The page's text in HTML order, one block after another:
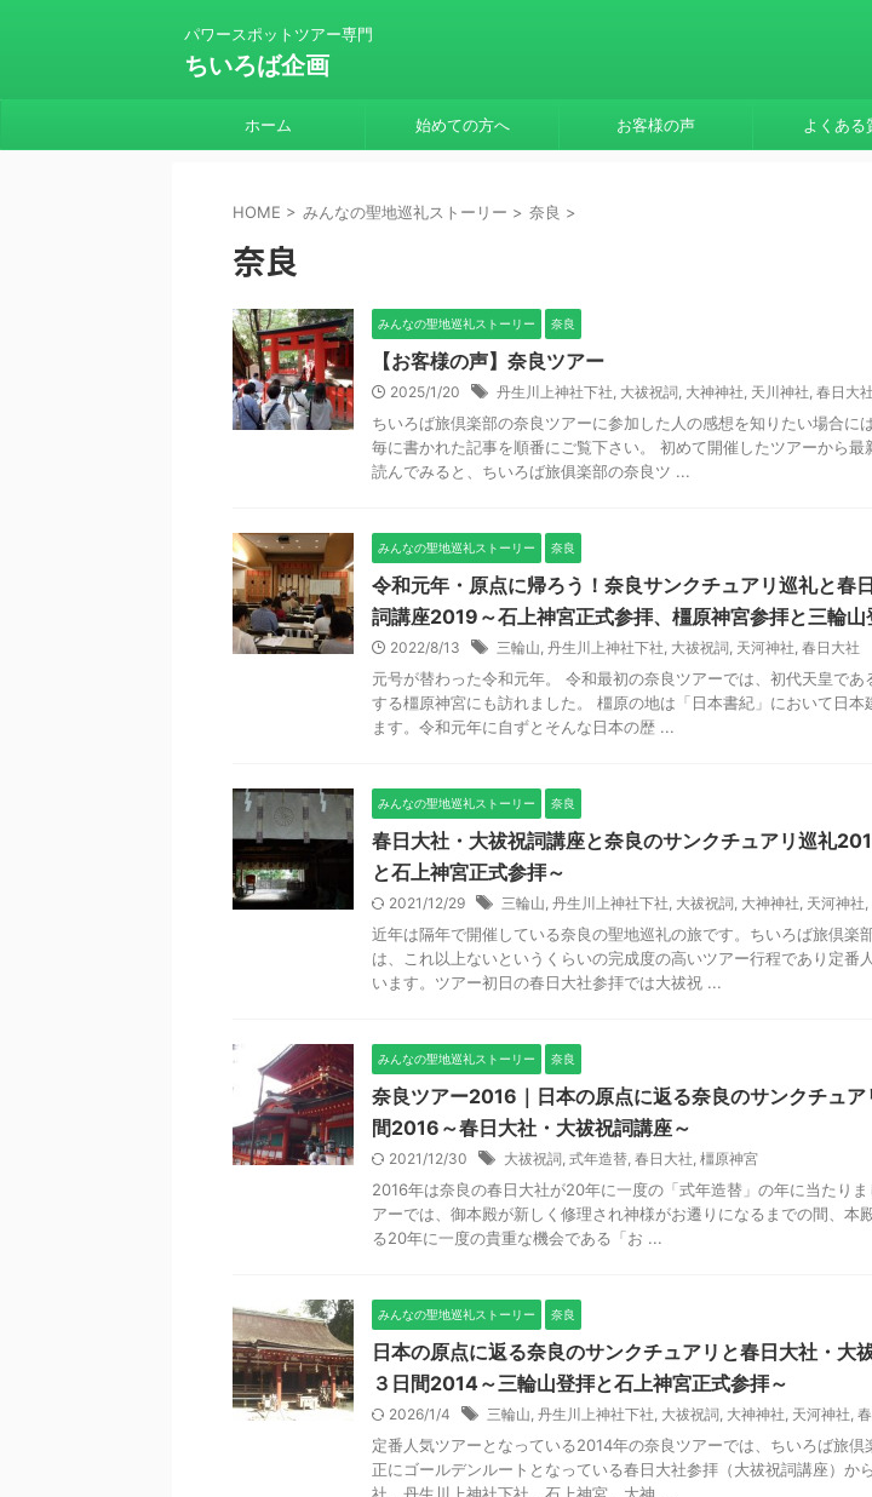
パワースポットツアー専門
ちいろば企画
ホーム 始めての方へ お客様の声 よくある
HOME > みんなの聖地巡礼ストーリー > 奈良 >
奈良
みんなの聖地巡礼ストーリー 奈良
【お客様の声】奈良ツアー
2025/1/20 丹生川上神社下社, 大祓祝詞, 大神神社, 天川神社, 春日大社
ちいろば旅倶楽部の奈良ツアーに参加した人の感想を知りたい場合に
毎に書かれた記事を順番にご覧下さい。 初めて開催したツアーから最
読んでみると、ちいろば旅俱楽部の奈良ツ ...
みんなの聖地巡礼ストーリー 奈良
令和元年・原点に帰ろう！奈良サンクチュアリ巡礼と春
詞講座2019～石上神宮正式参拝、橿原神宮参拝と三輪山
2022/8/13 三輪山, 丹生川上神社下社, 大祓祝詞, 天河神社, 春日大社
元号が替わった令和元年。 令和最初の奈良ツアーでは、初代天皇であ
する橿原神宮にも訪れました。 橿原の地は「日本書紀」において日本
ます。令和元年に自ずとそんな日本の歴 ...
みんなの聖地巡礼ストーリー 奈良
春日大社・大祓祝詞講座と奈良のサンクチュアリ巡礼
と石上神宮正式参拝～
2021/12/29 三輪山, 丹生川上神社下社, 大祓祝詞, 大神神社, 天河神社,
近年は隔年で開催している奈良の聖地巡礼の旅です。ちいろば旅倶楽
は、これ以上ないというくらいの完成度の高いツアー行程であり定番
います。ツアー初日の春日大社参拝では大祓祝 ...
みんなの聖地巡礼ストーリー 奈良
奈良ツアー2016｜日本の原点に返る奈良のサンクチュア
間2016～春日大社・大祓祝詞講座～
2021/12/30 大祓祝詞, 式年造替, 春日大社, 橿原神宮
2016年は奈良の春日大社が20年に一度の「式年造替」の年に当たり
アーでは、御本殿が新しく修理され神様がお遷りになるまでの間、本
る20年に一度の貴重な機会である「お ...
みんなの聖地巡礼ストーリー 奈良
日本の原点に返る奈良のサンクチュアリと春日大社・大
３日間2014～三輪山登拝と石上神宮正式参拝～
2026/1/4 三輪山, 丹生川上神社下社, 大祓祝詞, 大神神社, 天河神社,
定番人気ツアーとなっている2014年の奈良ツアーでは、ちいろば旅倶
正にゴールデンルートとなっている春日大社参拝（大祓祝詞講座）か